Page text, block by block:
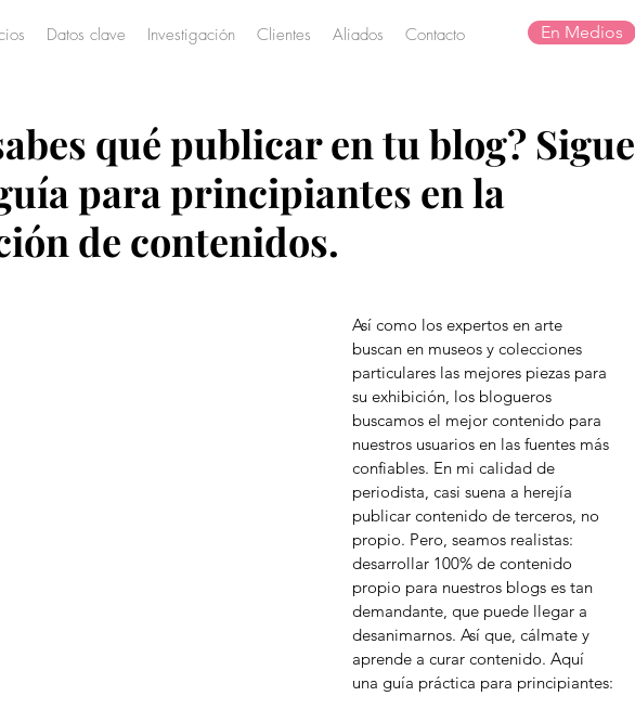
Datos clave Investigación Clientes Aliados Contacto En Medios
qué publicar en tu blog? Sigue
para principiantes en la
de contenidos.
Así como los expertos en arte
buscan en museos y colecciones
particulares las mejores piezas para
su exhibición, los blogueros
buscamos el mejor contenido para
nuestros usuarios en las fuentes más
confiables. En mi calidad de
periodista, casi suena a herejía
publicar contenido de terceros, no
propio. Pero, seamos realistas:
desarrollar 100% de contenido
propio para nuestros blogs es tan
demandante, que puede llegar a
desanimarnos. Así que, cálmate y
aprende a curar contenido. Aquí
una guía práctica para principiantes: